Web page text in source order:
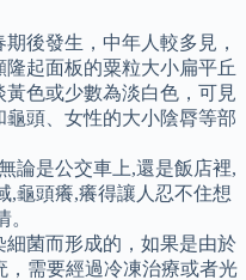
後發生，中年人較多見，
起面板的粟粒大小扁平丘
色或少數為淡白色，可見
頭、女性的大小陰脣等部
論是公交車上,還是飯店裡,
,龜頭癢,癢得讓人忍不住想
菌而形成的，如果是由於
需要經過冷凍治療或者光